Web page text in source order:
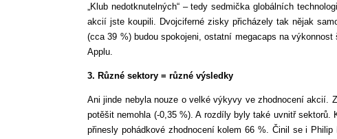
„Klub nedotknutelných“ – tedy sedmička globálních
akcií jste koupili. Dvojciferné zisky přicházely tak nějak
(cca 39 %) budou spokojeni, ostatní megacaps na
Applu.
3. Různé sektory = různé výsledky
Ani jinde nebyla nouze o velké výkyvy ve zhodnocení akcií.
potěšit nemohla (-0,35 %). A rozdíly byly také uvnitř
přinesly pohádkové zhodnocení kolem 66 %. Činil se i